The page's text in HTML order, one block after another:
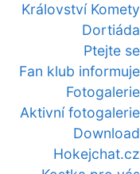
Království Komety
Dortiáda
Ptejte se
Fan klub informuje
Fotogalerie
Aktivní fotogalerie
Download
Hokejchat.cz